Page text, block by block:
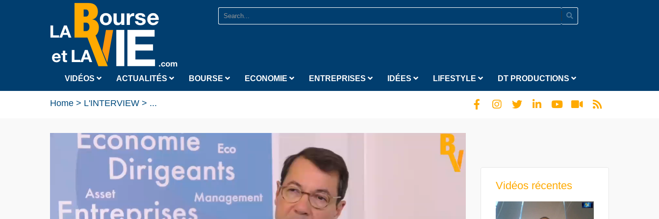
VIDÉOS ACTUALITÉS BOURSE ECONOMIE ENTREPRISES IDÉES LIFESTYLE DT PRODUCTIONS
Home > L'INTERVIEW > ...
Lecteur vidéo
Vidéos récentes